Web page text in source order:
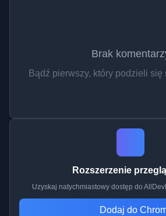
Brak
Bądź pierwszy, który podzieli się
Rozszerzenie
Uzyskaj natychmiastowy dostęp do
Dodaj do